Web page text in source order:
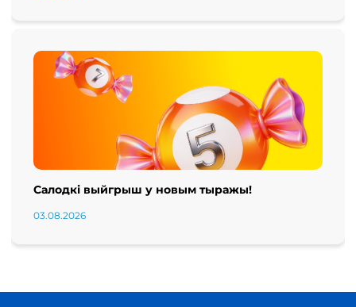
Салодкі выйгрыш у новым тыражы!
03.08.2026